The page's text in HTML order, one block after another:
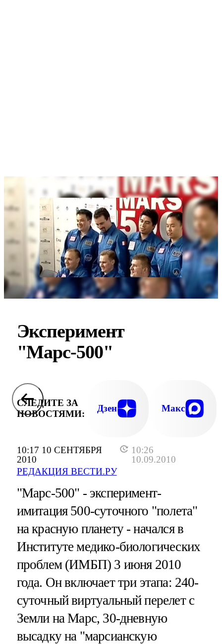
10:17 10 СЕНТЯБРЯ
2010
10:26
10.09.2010
РЕДАКЦИЯ ВЕСТИ.РУ
Эксперимент
"Марс-500"
СЛЕДИТЕ ЗА
НОВОСТЯМИ:
Дзен Макс
"Марс-500" - эксперимент-
имитация 500-суточного "полета"
на красную планету - начался в
Институте медико-биологических
проблем (ИМБП) 3 июня 2010
года. Он включает три этапа: 240-
суточный виртуальный перелет с
Земли на Марс, 30-дневную
высадку на "марсианскую